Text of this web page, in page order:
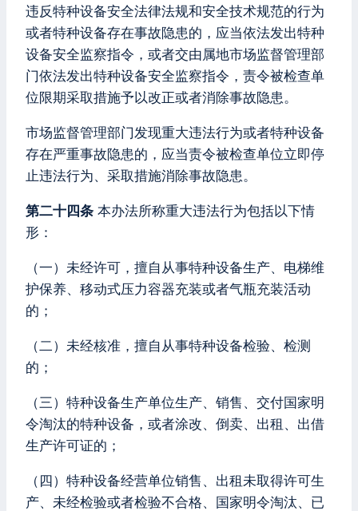
违反特种设备安全法律法规和安全技术规范的行为
或者特种设备存在事故隐患的，应当依法发出特种
设备安全监察指令，或者交由属地市场监督管理部
门依法发出特种设备安全监察指令，责令被检查单
位限期采取措施予以改正或者消除事故隐患。
市场监督管理部门发现重大违法行为或者特种设备
存在严重事故隐患的，应当责令被检查单位立即停
止违法行为、采取措施消除事故隐患。
第二十四条 本办法所称重大违法行为包括以下情
形：
（一）未经许可，擅自从事特种设备生产、电梯维
护保养、移动式压力容器充装或者气瓶充装活动
的；
（二）未经核准，擅自从事特种设备检验、检测
的；
（三）特种设备生产单位生产、销售、交付国家明
令淘汰的特种设备，或者涂改、倒卖、出租、出借
生产许可证的；
（四）特种设备经营单位销售、出租未取得许可生
产、未经检验或者检验不合格、国家明令淘汰、已